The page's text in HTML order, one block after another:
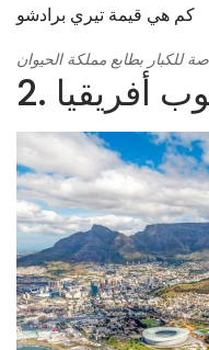
كم هي قيمة تيري برادشو
للكبار بطابع مملكة الحيوان
أفريقيا